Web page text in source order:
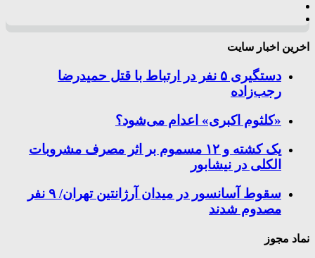
اخرین اخبار سایت
دستگیری ۵ نفر در ارتباط با قتل حمیدرضا
رجب‌زاده
«کلثوم اکبری» اعدام می‌شود؟
یک کشته و ۱۲ مسموم بر اثر مصرف مشروبات
الکلی در نیشابور
سقوط آسانسور در میدان آرژانتین تهران/ ۹ نفر
مصدوم شدند
نماد مجوز